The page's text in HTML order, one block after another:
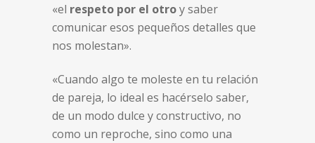
«el respeto por el otroy saber
comunicar esos pequeños detalles que
nos molestan».
«Cuando algo te moleste en tu relación
de pareja, lo ideal es hacérselo saber,
de un modo dulce y constructivo, no
como un reproche, sino como una